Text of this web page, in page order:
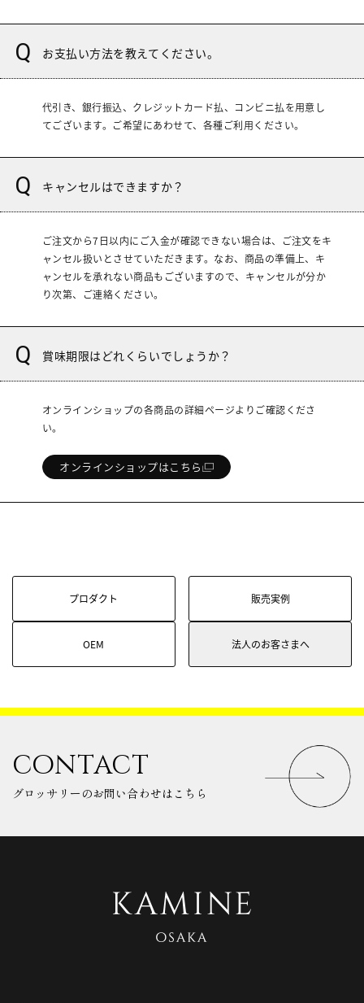
お支払い方法を教えてください。
代引き、銀行振込、クレジットカード払、コンビニ払を用意し
てございます。ご希望にあわせて、各種ご利用ください。
キャンセルはできますか？
ご注文から7日以内にご入金が確認できない場合は、ご注文をキ
ャンセル扱いとさせていただきます。なお、商品の準備上、キ
ャンセルを承れない商品もございますので、キャンセルが分か
り次第、ご連絡ください。
賞味期限はどれくらいでしょうか？
オンラインショップの各商品の詳細ページよりご確認くださ
い。
オンラインショップはこちら
プロダクト 販売実例
OEM 法人のお客さまへ
contact
グロッサリーのお問い合わせはこちら